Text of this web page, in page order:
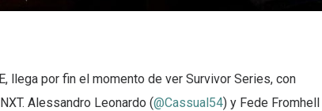
llega por fin el momento de ver Survivor Series, con
Alessandro Leonardo (@Cassual54) y Fede Fromhell